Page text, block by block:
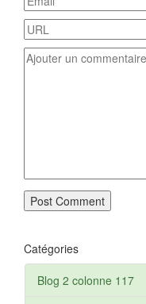
Catégories
Blog 2 colonne 117